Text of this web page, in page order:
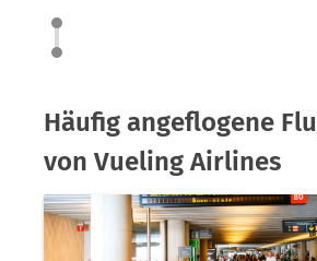
Häufig angeflogene
von Vueling Airlines